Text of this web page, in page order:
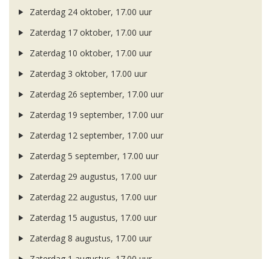
Zaterdag 24 oktober, 17.00 uur
Zaterdag 17 oktober, 17.00 uur
Zaterdag 10 oktober, 17.00 uur
Zaterdag 3 oktober, 17.00 uur
Zaterdag 26 september, 17.00 uur
Zaterdag 19 september, 17.00 uur
Zaterdag 12 september, 17.00 uur
Zaterdag 5 september, 17.00 uur
Zaterdag 29 augustus, 17.00 uur
Zaterdag 22 augustus, 17.00 uur
Zaterdag 15 augustus, 17.00 uur
Zaterdag 8 augustus, 17.00 uur